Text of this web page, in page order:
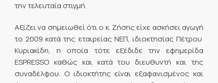
την τελευταία στιγμή.
Αξίζει να σημειωθεί ότι ο κ. Ζήσης είχε ασκήσει αγωγή
το 2009 κατά της εταιρείας ΝΕΠ, ιδιοκτησίας Πέτρου
Κυριακίδη, η οποία τότε εξέδιδε την εφημερίδα
ESPRESSO καθώς και κατά του διευθυντή και της
συναδέλφου. Ο ιδιοκτήτης είναι εξαφανισμένος και